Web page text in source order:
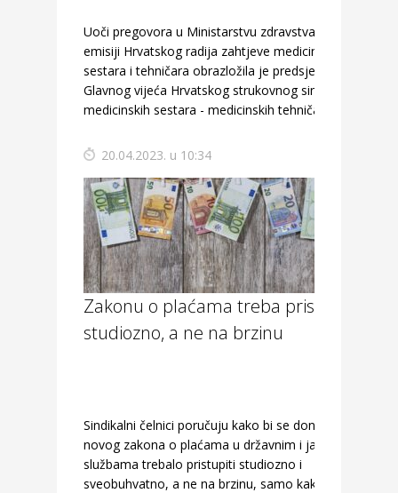
Uoči pregovora u Ministarstvu zdravstva u
emisiji Hrvatskog radija zahtjeve medicinskih
sestara i tehničara obrazložila je predsjednica
Glavnog vijeća Hrvatskog strukovnog sindikata
medicinskih sestara - medicinskih tehničara.
20.04.2023. u 10:34
Zakonu o plaćama treba pristupiti
studiozno, a ne na brzinu
Sindikalni čelnici poručuju kako bi se donošenju
novog zakona o plaćama u državnim i javnim
službama trebalo pristupiti studiozno i
sveobuhvatno, a ne na brzinu, samo kako bi se